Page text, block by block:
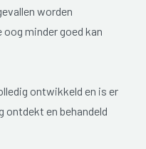
worden
minder goed kan
ontwikkeld en is er
ontdekt en behandeld